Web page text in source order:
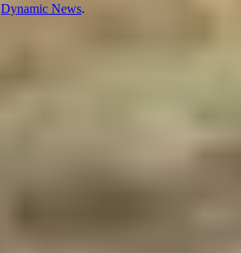
Dynamic News.